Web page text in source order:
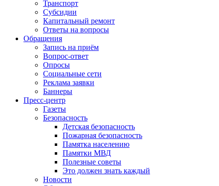
Транспорт
Субсидии
Капитальный ремонт
Ответы на вопросы
Обращения
Запись на приём
Вопрос-ответ
Опросы
Социальные сети
Реклама заявки
Баннеры
Пресс-центр
Газеты
Безопасность
Детская безопасность
Пожарная безопасность
Памятка населению
Памятки МВД
Полезные советы
Это должен знать каждый
Новости